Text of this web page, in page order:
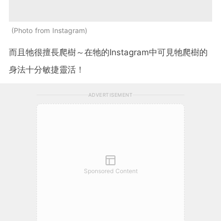
Photo from Instagram
而且牠很擅長爬樹～在牠的Instagram中可見牠爬樹的
身法十分敏捷靈活！
ADVERTISEMENT
Sponsored Content